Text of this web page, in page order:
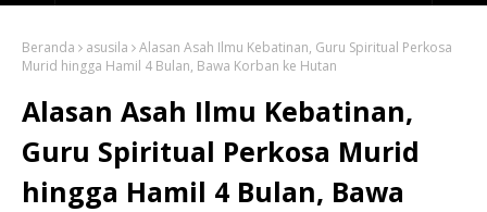
Beranda asusila
Alasan Asah Ilmu Kebatinan, Guru Spiritual Perkosa
Murid hingga Hamil 4 Bulan, Bawa Korban ke Hutan
Alasan Asah Ilmu Kebatinan,
Guru Spiritual Perkosa Murid
hingga Hamil 4 Bulan, Bawa